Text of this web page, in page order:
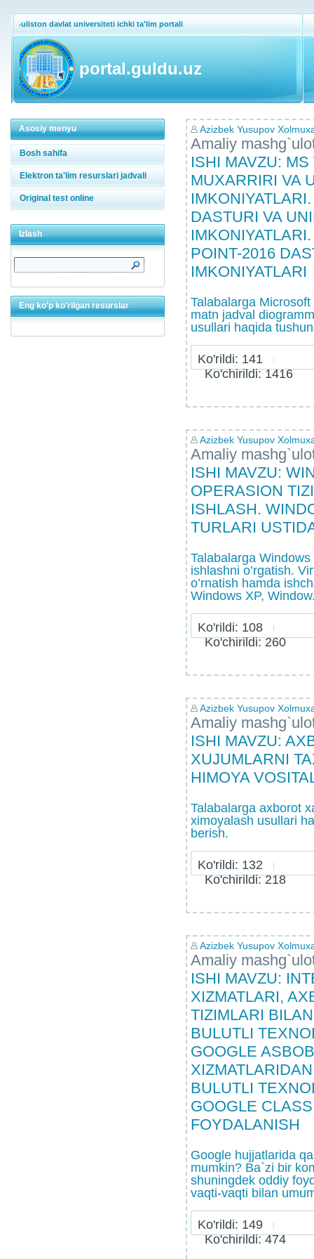
Guliston davlat universiteti ichki ta'lim portali
portal.guldu.uz
Asosiy menyu
Bosh sahifa
Elektron ta'lim resurslari jadvali
Original test online
Izlash
Eng ko'p ko'rilgan resurslar
Azizbek Yusupov
Amaliy
ISHI MAVZU:
MUXARRIRI VA
DASTURI VA
POINT-2016
IMKONIYATLARI
Talabalarga
matn jadval
usullari haqida
Ko'rildi: 141
Ko'chirildi: 1416
Azizbek Yusupov
Amaliy
ISHI MAVZU:
OPERASION
ISHLASH.
TURLARI
Talabalarga
ishlashni o’rgatish.
o’rnatish hamda
Windows XP,
Ko'rildi: 108
Ko'chirildi: 260
Azizbek Yusupov
Amaliy
ISHI MAVZU:
XUJUMLARNI
HIMOYA
Talabalarga axborot
ximoyalash usullari
berish.
Ko'rildi: 132
Ko'chirildi: 218
Azizbek Yusupov
Amaliy
ISHI MAVZU:
XIZMATLARI,
TIZIMLARI
BULUTLI
GOOGLE
BULUTLI
GOOGLE
FOYDALANISH
Google hujjatlarida
mumkin? Ba`zi bir
shuningdek oddiy
vaqti-vaqti bilan
Ko'rildi: 149
Ko'chirildi: 474